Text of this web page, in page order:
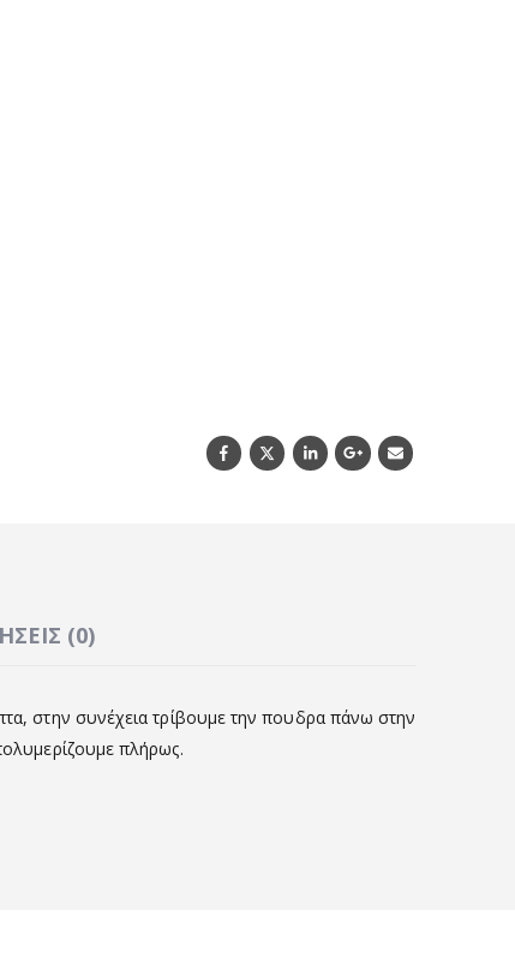
(0)
στην συνέχεια τρίβουμε την πουδρα πάνω στην
πλήρως.